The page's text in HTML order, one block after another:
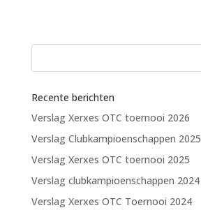
Recente berichten
Verslag Xerxes OTC toernooi 2026
Verslag Clubkampioenschappen 2025
Verslag Xerxes OTC toernooi 2025
Verslag clubkampioenschappen 2024
Verslag Xerxes OTC Toernooi 2024